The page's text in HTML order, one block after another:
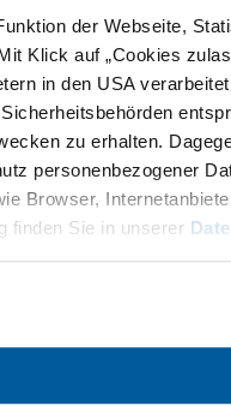
der Webseite,
Klick auf „Cookies
in den USA
zu erhalten.
personenbezogener
Browser,
finden Sie in unserer